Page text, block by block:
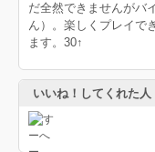
だ全然できませんがバ
ん）。楽しくプレイで
ます。30↑
いいね！してくれた人